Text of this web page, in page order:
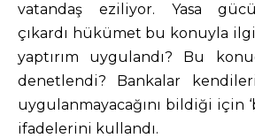
vatandaş eziliyor. Yasa
çıkardı hükümet bu konuyla
yaptırım uygulandı? Bu
denetlendi? Bankalar
uygulanmayacağını bildiği için
ifadelerini kullandı.